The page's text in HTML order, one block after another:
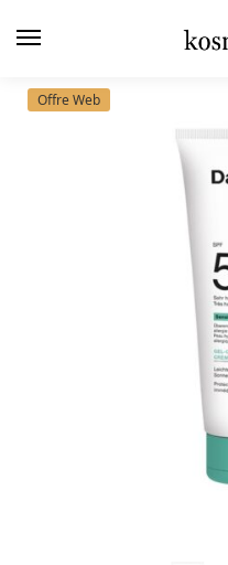
principal
Offre Web